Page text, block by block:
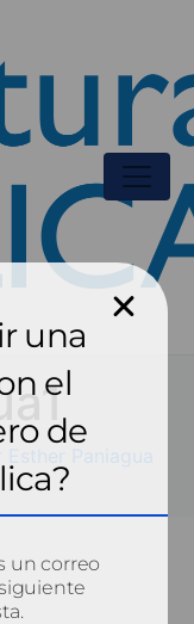
Paniagua
una
el
de
un correo